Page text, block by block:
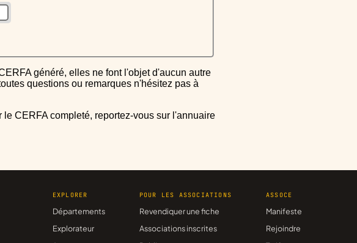
questions ou remarques n'hésitez pas à
EXPLORER
Départements
Explorateur
POUR LES ASSOCIATIONS
Revendiquer une fiche
Associations inscrites
ASSOCE
Manifeste
Rejoindre